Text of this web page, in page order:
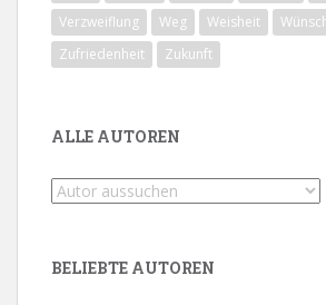
Verzweiflung
Weg Weisheit
Zufriedenheit
Zukunft
ALLE AUTOREN
BELIEBTE AUTOREN